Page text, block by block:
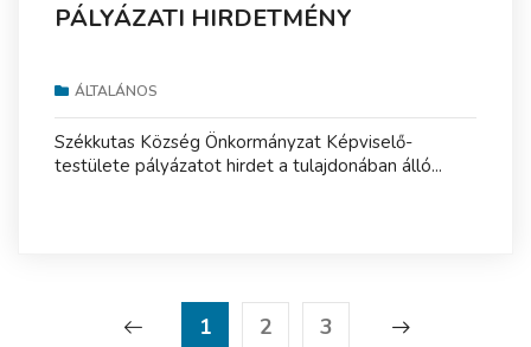
PÁLYÁZATI HIRDETMÉNY
ÁLTALÁNOS
Székkutas Község Önkormányzat Képviselő-
testülete pályázatot hirdet a tulajdonában álló...
1 2 3